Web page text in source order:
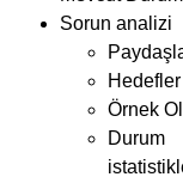
Proje